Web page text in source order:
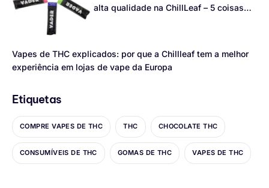
alta qualidade na ChillLeaf – 5 coisas
Vapes de THC explicados: por que a Chillleaf tem a melhor
experiência em lojas de vape da Europa
Etiquetas
COMPRE VAPES DE THC THC CHOCOLATE THC
CONSUMÍVEIS DE THC GOMAS DE THC VAPES DE THC